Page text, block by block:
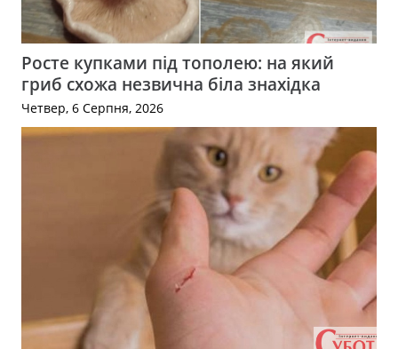
Росте купками під тополею: на який
гриб схожа незвична біла знахідка
Четвер, 6 Серпня, 2026